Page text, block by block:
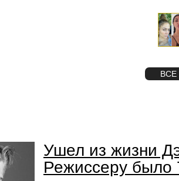
ВСЕ
Ушел из жизни
Режиссеру было